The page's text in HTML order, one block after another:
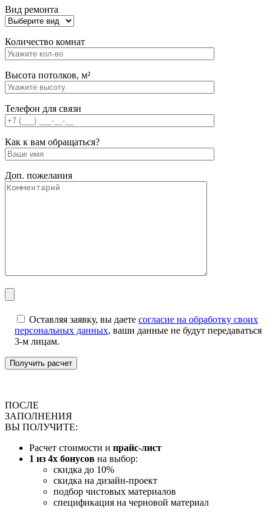
Вид ремонта
Количество комнат
Высота потолков, м²
Телефон для связи
Как к вам обращаться?
Доп. пожелания
Оставляя заявку, вы даете согласие на обработку своих
персональных данных, ваши данные не будут передаваться
3-м лицам.
ПОСЛЕ
ЗАПОЛНЕНИЯ
ВЫ ПОЛУЧИТЕ:
Расчет стоимости и прайс-лист
1 из 4х бонусов на выбор:
скидка до 10%
скидка на дизайн-проект
подбор чистовых материалов
спецификация на черновой материал